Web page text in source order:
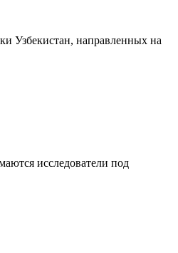
Узбекистан, направленных на
исследователи под